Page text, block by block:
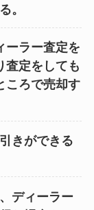
。
ーラー査定を
査定をしても
ころで売却す
きができる
ディーラー